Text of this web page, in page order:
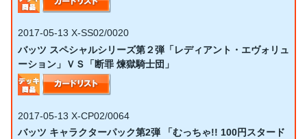
2017-05-13 X-SS02/0020
バッツ スペシャルシリーズ第２弾「レディアント・エヴォリュ
ーション」ＶＳ「断罪 煉獄騎士団」
2017-05-13 X-CP02/0064
バッツ キャラクターパック第2弾 「むっちゃ!! 100円スタード